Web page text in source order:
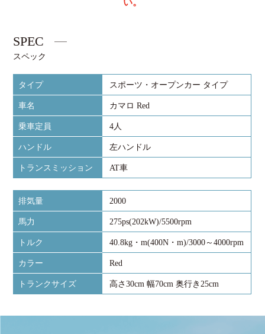
い。
SPEC
スペック
タイプ スポーツ・オープンカー タイプ
車名 カマロ Red
乗車定員 4人
ハンドル 左ハンドル
トランスミッション AT車
排気量 2000
馬力 275ps(202kW)/5500rpm
トルク 40.8kg・m(400N・m)/3000～4000rpm
カラー Red
トランクサイズ 高さ30cm 幅70cm 奥行き25cm